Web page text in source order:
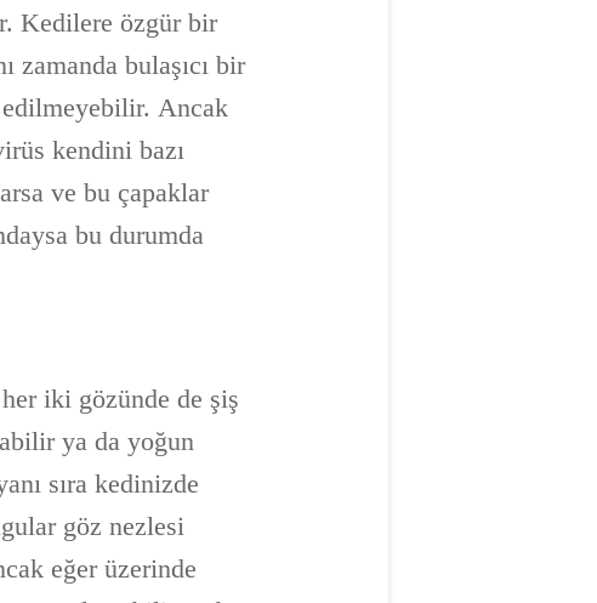
Kedilere özgür bir
bulaşıcı bir
Ancak
kendini bazı
ve bu çapaklar
bu durumda
iki gözünde de şiş
ya da yoğun
sıra kedinizde
göz nezlesi
eğer üzerinde